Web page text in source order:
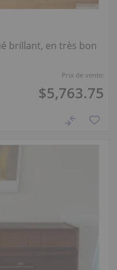
Prix de vente:
$5,763.75
brillant, en très bon